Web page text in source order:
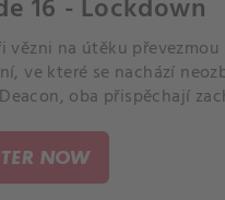
16 - Lockdown
vězni na útěku
ve které se nachází
oba přispěchají
Street navštíví svoji matku
a čelí klíčovému rozhodnutí.
NOW